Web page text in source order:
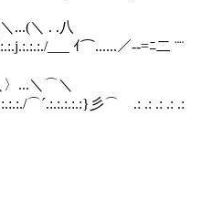
...(＼ . .八
___ ｲ⌒......／--=ﾆ二 ¨¨
...＼⌒＼
⌒´.:.:.:.:.:}彡⌒ .: .: .: .: .: